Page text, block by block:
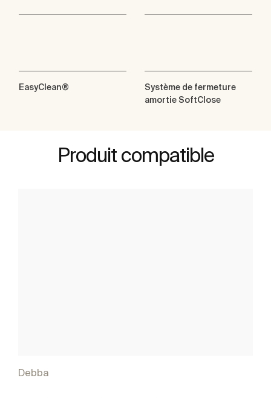
EasyClean®
Système de fermeture
amortie SoftClose
Produit compatible
Debba